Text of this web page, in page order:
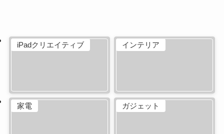
iPadクリエイティブ インテリア
家電 ガジェット